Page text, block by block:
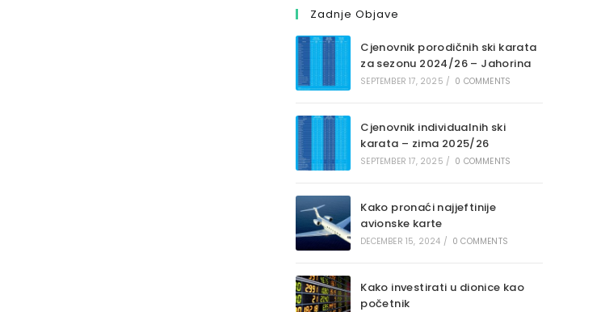
Zadnje Objave
Cjenovnik porodičnih ski karata
za sezonu 2024/26 – Jahorina
SEPTEMBER 17, 2025 / 0 COMMENTS
Cjenovnik individualnih ski
karata – zima 2025/26
SEPTEMBER 17, 2025 / 0 COMMENTS
Kako pronaći najjeftinije
avionske karte
DECEMBER 15, 2024 / 0 COMMENTS
Kako investirati u dionice kao
početnik